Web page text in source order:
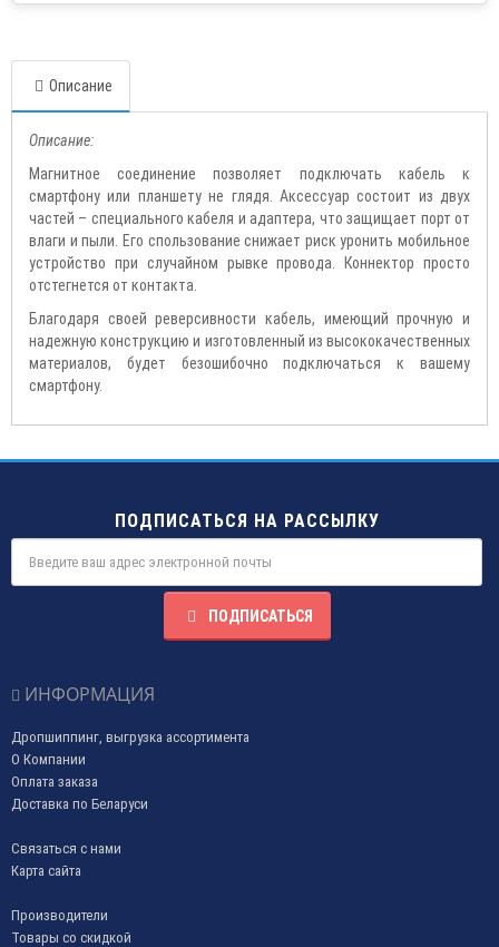
Описание
Описание:
Магнитное соединение позволяет подключать кабель к
смартфону или планшету не глядя. Аксессуар состоит из двух
частей – специального кабеля и адаптера, что защищает порт от
влаги и пыли. Его спользование снижает риск уронить мобильное
устройство при случайном рывке провода. Коннектор просто
отстегнется от контакта.
Благодаря своей реверсивности кабель, имеющий прочную и
надежную конструкцию и изготовленный из высококачественных
материалов, будет безошибочно подключаться к вашему
смартфону.
ПОДПИСАТЬСЯ НА РАССЫЛКУ
ПОДПИСАТЬСЯ
ИНФОРМАЦИЯ
Дропшиппинг, выгрузка ассортимента
О Компании
Оплата заказа
Доставка по Беларуси
Связаться с нами
Карта сайта
Производители
Товары со скидкой